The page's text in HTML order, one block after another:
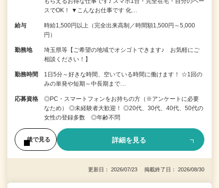
スでOK！ ▼こんなお仕事です 化…
給与
時給1,500円以上（完全出来高制／時間額1,500円～5,000
円）
勤務地
埼玉県等【ご希望の地域でオシゴトできます♪ お気軽にご
相談ください！】
勤務時間
1日5分～好きな時間、空いている時間に働けます！ ☆1回の
みの単発や短期～中長期まで…
応募資格
◎PC・スマートフォンをお持ちの方（※アンケートに必要
なため） ◎未経験者大歓迎！ ◎20代、30代、40代、50代の
女性の登録多数 ◎年齢不問
後で見る 詳細を見る
更新日： 2026/07/23 掲載終了日： 2026/08/30